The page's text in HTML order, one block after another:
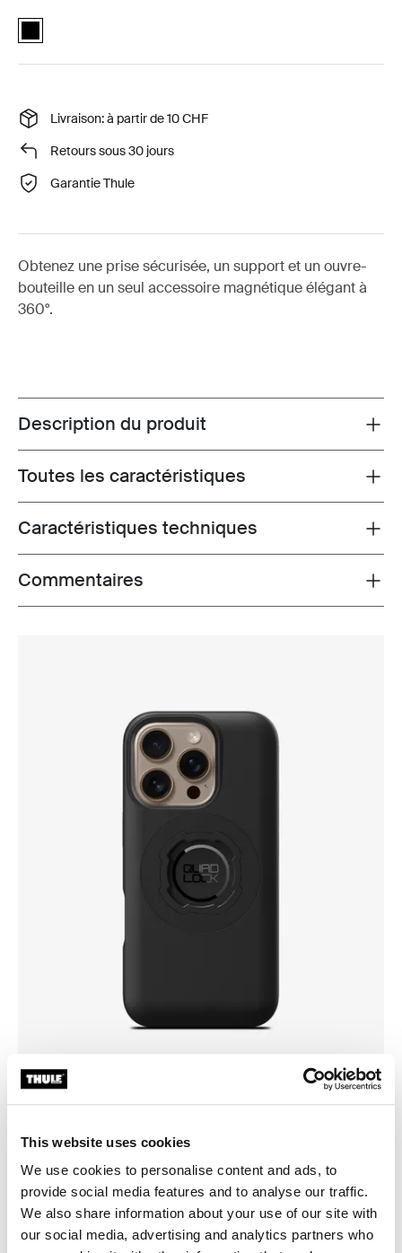
This website uses cookies
We use cookies to personalise content and ads, to
provide social media features and to analyse our traffic.
We also share information about your use of our site with
our social media, advertising and analytics partners who
Quad Lock MAG™ phone ring grip Noir (selected)
Livraison: à partir de 10 CHF
Retours sous 30 jours
Garantie Thule
Obtenez une prise sécurisée, un support et un ouvre-
bouteille en un seul accessoire magnétique élégant à
360°.
Toggle overview
Description du produit
Toggle features
Toutes les caractéristiques
Toggle techspec
Caractéristiques techniques
Toggle overview
Commentaires